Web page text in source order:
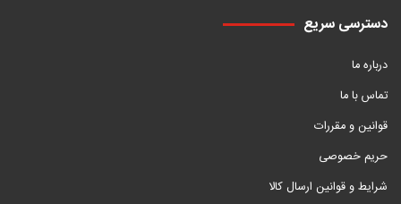
دسترسی سریع
درباره ما
تماس با ما
قوانین و مقررات
حریم خصوصی
شرایط و قوانین ارسال کالا